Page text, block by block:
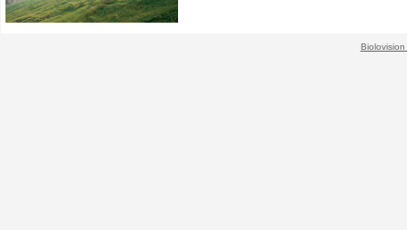
Biolovision